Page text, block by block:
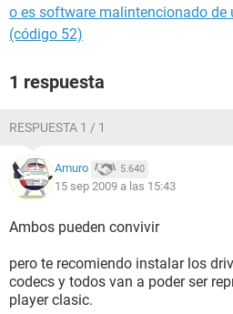
o es software malintencionado de
(código 52)
1 respuesta
RESPUESTA 1 / 1
Amuro 5.640
15 sep 2009 a las 15:43
Ambos pueden convivir
pero te recomiendo instalar los
codecs y todos van a poder ser
player clasic.